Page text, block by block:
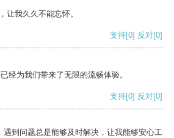
让我久久不能忘怀。
支持[0] 反对[0]
经为我们带来了无限的流畅体验。
支持[0] 反对[0]
遇到问题总是能够及时解决，让我能够安心工